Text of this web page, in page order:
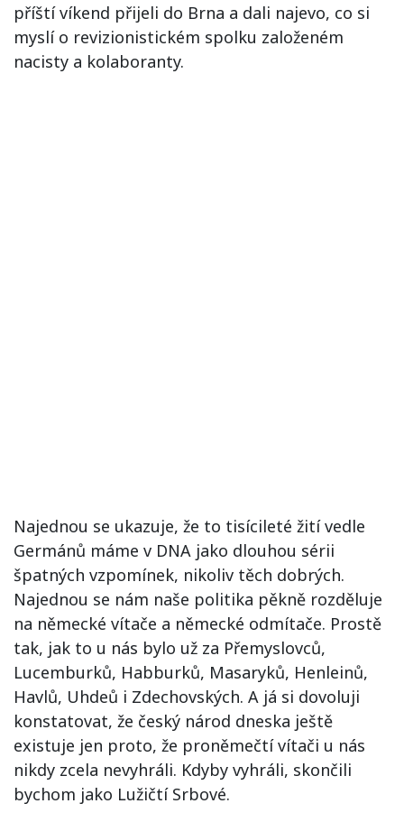
příští víkend přijeli do Brna a dali najevo, co si
myslí o revizionistickém spolku založeném
nacisty a kolaboranty.
Najednou se ukazuje, že to tisícileté žití vedle
Germánů máme v DNA jako dlouhou sérii
špatných vzpomínek, nikoliv těch dobrých.
Najednou se nám naše politika pěkně rozděluje
na německé vítače a německé odmítače. Prostě
tak, jak to u nás bylo už za Přemyslovců,
Lucemburků, Habburků, Masaryků, Henleinů,
Havlů, Uhdeů i Zdechovských. A já si dovoluji
konstatovat, že český národ dneska ještě
existuje jen proto, že proněmečtí vítači u nás
nikdy zcela nevyhráli. Kdyby vyhráli, skončili
bychom jako Lužičtí Srbové.